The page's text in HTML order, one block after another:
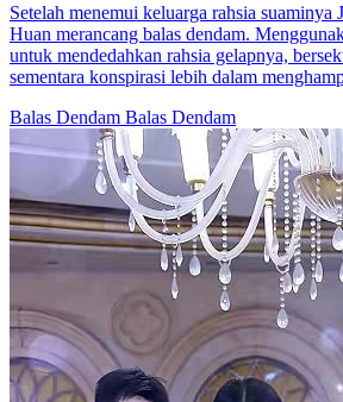
Setelah menemui keluarga rahsia suaminya
Huan merancang balas dendam.
untuk mendedahkan rahsia gelapnya,
sementara konspirasi lebih dalam
Balas Dendam Balas Dendam